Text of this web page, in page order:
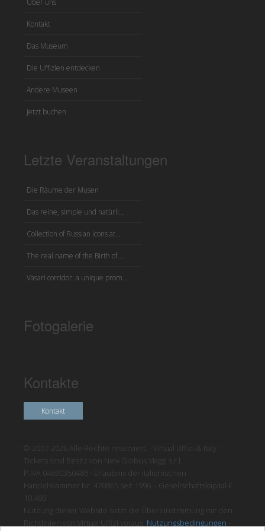
Über uns
Kontakt
Das Museum
Die Uffizien entdecken
Andere Museen
Jetzt buchen
Letzte Veranstaltungen
Die Räume der Musen
Das reine, simple und natürli...
Collection of Russian icons at...
The real name of the Birth of ...
Vasari corridor: a unique prom...
Fotogalerie
Kontakte
Kontakt
© 2007-2026 Alle Rechte reserviert. - Virtual Uffizi & Italy
Tickets sind Besitz von New Globus Viaggi s.r.l.
P.IVA 04690350485 - Erlaubnis der italienischen
Handelskammer Nr. 470865 seit 1996. - Gesellschaftskapital €
10.400
Nutzung dieser Website setzt die Übereinstimmung mit den
Richtlinien von Virtual Uffizi voraus. Nutzungsbedingungen